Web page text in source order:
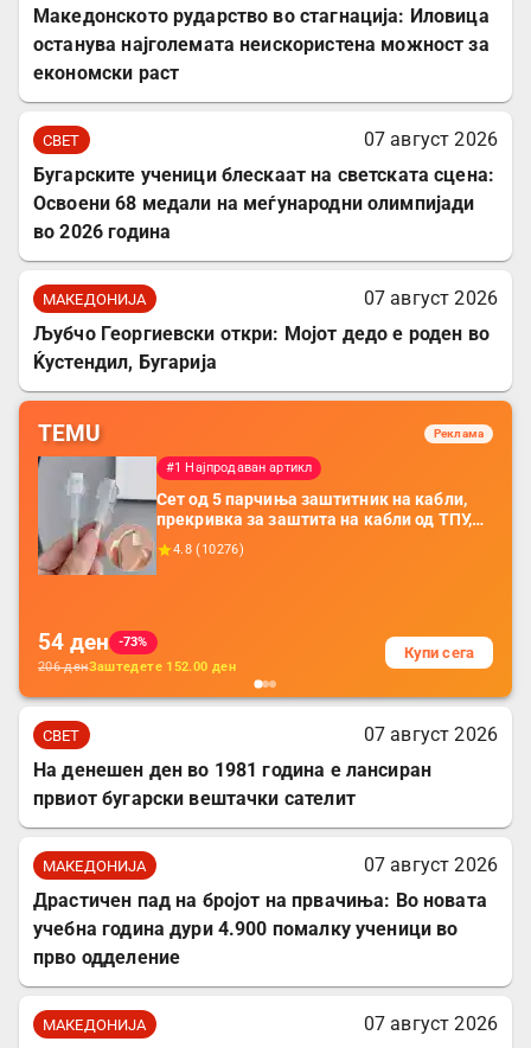
Македонското рударство во стагнација: Иловица
останува најголемата неискористена можност за
економски раст
СВЕТ
07 август 2026
Бугарските ученици блескаат на светската сцена:
Освоени 68 медали на меѓународни олимпијади
во 2026 година
МАКЕДОНИЈА
07 август 2026
Љубчо Георгиевски откри: Мојот дедо е роден во
Ќустендил, Бугарија
TEMU Реклама
#1 Најпродаван артикл
Сет од 5 парчиња заштитник на кабли,
прекривка за заштита на кабли од ТПУ,
додатоци за заштита на кабли, без
батерија, за мобилни телефони, комплет
4.8 ( 10276)
54 ден
-73%
206денЗаштедете 152.00 ден
Купи сега
СВЕТ
07 август 2026
На денешен ден во 1981 година е лансиран
првиот бугарски вештачки сателит
МАКЕДОНИЈА
07 август 2026
Драстичен пад на бројот на првачиња: Во новата
учебна година дури 4.900 помалку ученици во
прво одделение
МАКЕДОНИЈА
07 август 2026